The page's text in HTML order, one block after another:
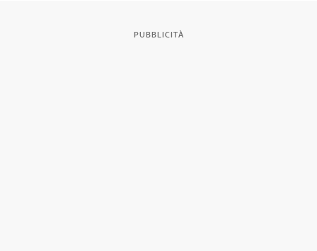
PUBBLICITÀ